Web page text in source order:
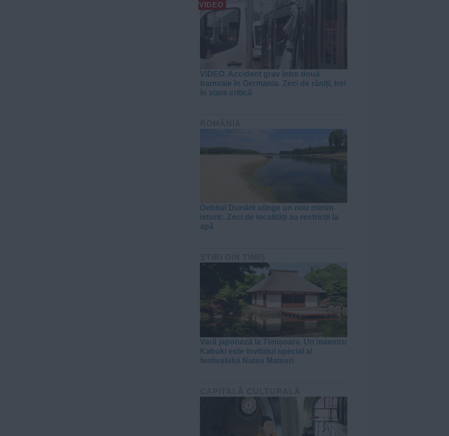
VIDEO
VIDEO. Accident grav între două
tramvaie în Germania. Zeci de răniți, trei
în stare critică
Debitul Dunării atinge un nou minim
istoric. Zeci de localități au restricții la
apă
Vară japoneză la Timișoara. Un maestru
Kabuki este invitatul special al
festivalului Natsu Matsuri